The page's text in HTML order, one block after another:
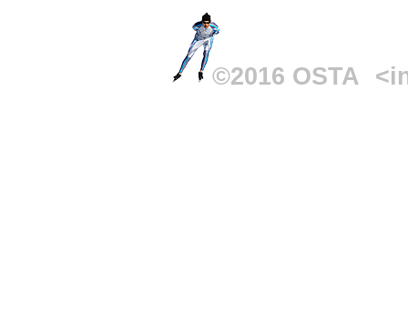
©2016 OSTA